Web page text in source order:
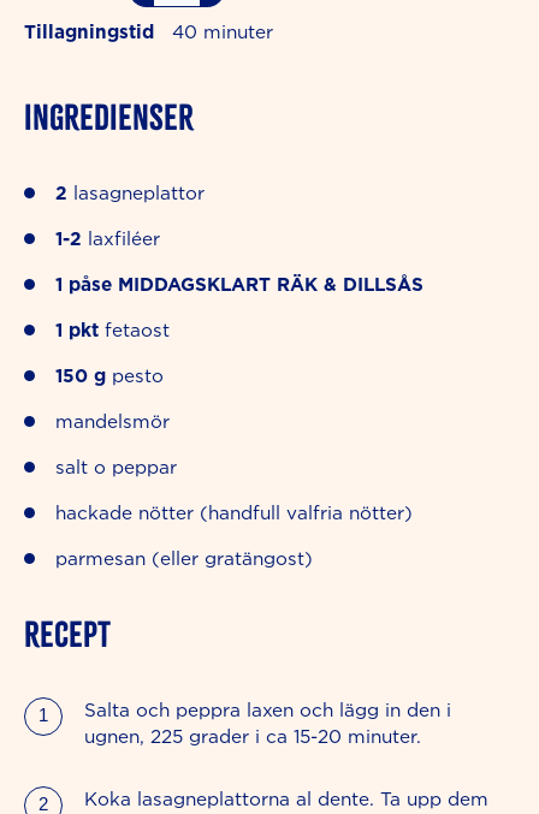
Tillagningstid 40
INGREDIENSER
2 lasagneplattor
1-2 laxfiléer
1 påse MIDDAGSKLART RÄK & DILLSÅS
1 pkt fetaost
150 g pesto
mandelsmör
salt o peppar
hackade nötter (handfull valfria nötter)
parmesan (eller gratängost)
RECEPT
Salta och peppra laxen och lägg in den i
ugnen, 225 grader i ca 15-20 minuter.
Koka lasagneplattorna al dente. Ta upp dem